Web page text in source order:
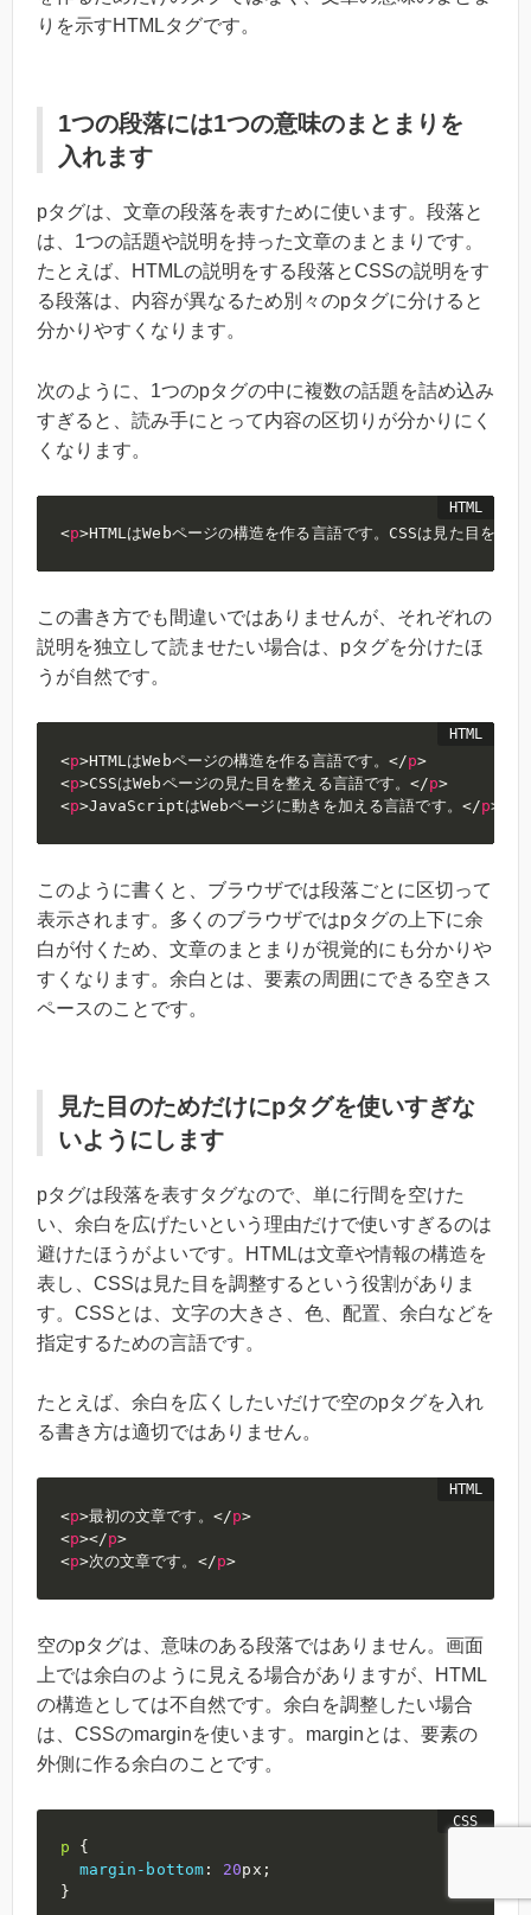
りを示すHTMLタグです。
1つの段落には1つの意味のまとまりを
入れます
pタグは、文章の段落を表すために使います。段落と
は、1つの話題や説明を持った文章のまとまりです。
たとえば、HTMLの説明をする段落とCSSの説明をす
る段落は、内容が異なるため別々のpタグに分けると
分かりやすくなります。
次のように、1つのpタグの中に複数の話題を詰め込み
すぎると、読み手にとって内容の区切りが分かりにく
くなります。
<p>HTMLはWebページの構造を作る言語です。CSSは見た目を
この書き方でも間違いではありませんが、それぞれの
説明を独立して読ませたい場合は、pタグを分けたほ
うが自然です。
<p>HTMLはWebページの構造を作る言語です。</p>
<p>CSSはWebページの見た目を整える言語です。</p>
<p>JavaScriptはWebページに動きを加える言語です。 </p>
このように書くと、ブラウザでは段落ごとに区切って
表示されます。多くのブラウザではpタグの上下に余
白が付くため、文章のまとまりが視覚的にも分かりや
すくなります。余白とは、要素の周囲にできる空きス
ペースのことです。
見た目のためだけにpタグを使いすぎな
いようにします
pタグは段落を表すタグなので、単に行間を空けた
い、余白を広げたいという理由だけで使いすぎるのは
避けたほうがよいです。HTMLは文章や情報の構造を
表し、CSSは見た目を調整するという役割がありま
す。CSSとは、文字の大きさ、色、配置、余白などを
指定するための言語です。
たとえば、余白を広くしたいだけで空のpタグを入れ
る書き方は適切ではありません。
<p>最初の文章です。 </p>
<p></p>
<p>次の文章です。 </p>
空のpタグは、意味のある段落ではありません。画面
上では余白のように見える場合がありますが、HTML
の構造としては不自然です。余白を調整したい場合
は、CSSのmarginを使います。marginとは、要素の
外側に作る余白のことです。
p
{
margin-bottom : 20px ;
}